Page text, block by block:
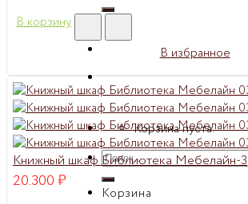
Корзина пуста.
Искать:
Корзина
В корзину
В избранное
Книжный шкаф Библиотека Мебелайн-3
20.300₽